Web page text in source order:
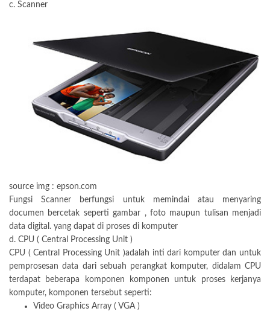
c. Scanner
source img : epson.com
Fungsi Scanner berfungsi untuk memindai atau menyaring
documen bercetak seperti gambar , foto maupun tulisan menjadi
data digital. yang dapat di proses di komputer
d. CPU ( Central Processing Unit )
CPU ( Central Processing Unit )adalah inti dari komputer dan untuk
pemprosesan data dari sebuah perangkat komputer, didalam CPU
terdapat beberapa komponen komponen untuk proses kerjanya
komputer, komponen tersebut seperti:
Video Graphics Array ( VGA )